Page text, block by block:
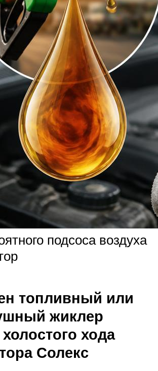
подсоса воздуха
топливный или
жиклер
хода
Солекс